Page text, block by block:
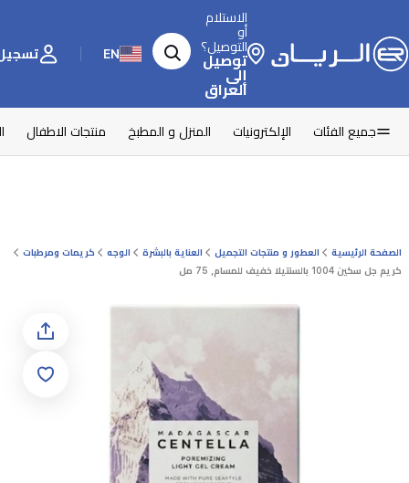
الاستلام
أو
التوصيل؟
توصيل
إلى
العراق
EN تسجيل
جميع الفئات الإلكترونيات المنزل و المطبخ منتجات الاطفال
الصفحة الرئيسية العطور و منتجات التجميل العناية بالبشرة الوجه
كريمات ومرطبات
كريم جل سكين 1004 بالسنتيلا خفيف للمسام, 75 مل